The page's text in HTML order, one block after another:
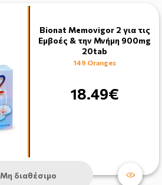
Bionat Memovigor 2 για τις
Εμβοές & την Μνήμη 900mg
20tab
149 Oranges
18.49€
Μη διαθέσιμο